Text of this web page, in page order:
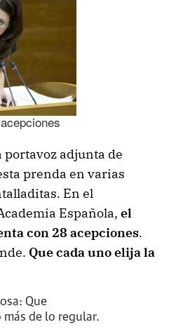
portavoz adjunta de
prenda en varias
En el
Española, el
con 28 acepciones.
Que cada uno elija la
Que
de lo regular.